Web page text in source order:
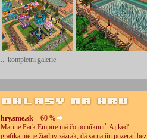
... kompletní galerie
hry.sme.sk – 60 %
Marine Park Empire má čo ponúknuť. Aj keď
grafika nie je žiadny zázrak, dá sa na ňu pozerať bez